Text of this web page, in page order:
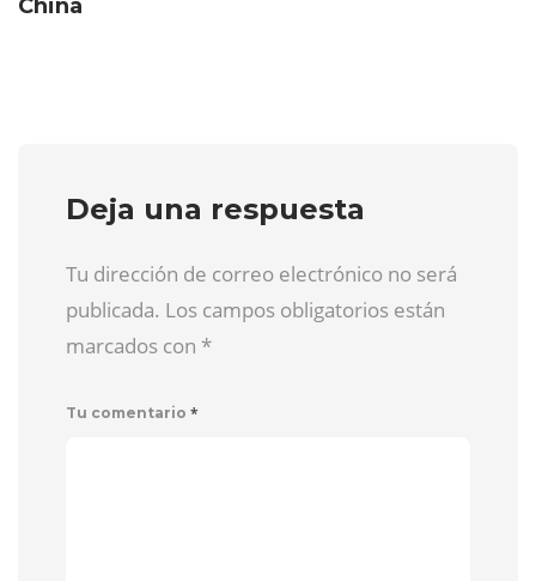
China
Deja una respuesta
Tu dirección de correo electrónico no será
publicada. Los campos obligatorios están
marcados con *
Tu comentario *